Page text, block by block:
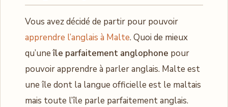
Vous avez décidé de partir pour pouvoir
apprendre l’anglais à Malte. Quoi de mieux
qu’uneîle parfaitement anglophone pour
pouvoir apprendre à parler anglais. Malte est
une île dont la langue officielle est le maltais
mais toute l’île parle parfaitement anglais.